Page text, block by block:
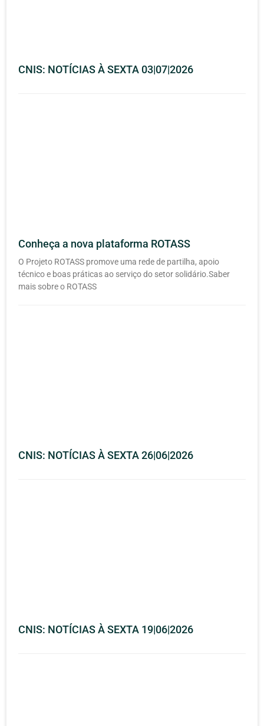
CNIS: NOTÍCIAS À SEXTA 03|07|2026
Conheça a nova plataforma ROTASS
O Projeto ROTASS promove uma rede de partilha, apoio
técnico e boas práticas ao serviço do setor solidário.Saber
mais sobre o ROTASS
CNIS: NOTÍCIAS À SEXTA 26|06|2026
CNIS: NOTÍCIAS À SEXTA 19|06|2026